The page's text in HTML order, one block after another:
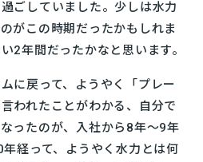
ごしていました。少しは水力
がこの時期だったかもしれま
2年間だったかなと思います。
に戻って、ようやく「プレー
われたことがわかる、自分で
ったのが、入社から8年〜9年
経って、ようやく水力とは何